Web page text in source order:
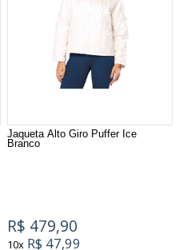
Jaqueta Alto Giro Puffer Ice
Branco
R$ 479,90
10x R$ 47,99